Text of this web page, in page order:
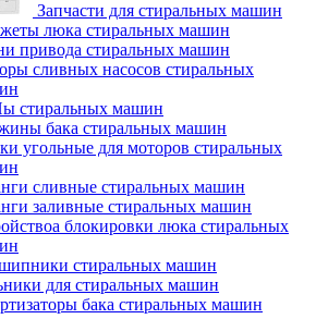
Запчасти для стиральных машин
люка стиральных машин
привода стиральных машин
сливных насосов стиральных
стиральных машин
бака стиральных машин
угольные для моторов стиральных
сливные стиральных машин
заливные стиральных машин
блокировки люка стиральных
стиральных машин
для стиральных машин
бака стиральных машин